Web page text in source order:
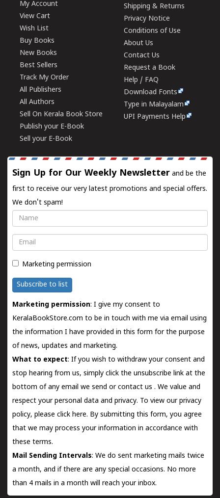
My Account
View Cart
Wish List
Buy Books
New Books
Best Sellers
Track My Order
All Publishers
All Authors
Sell On Kerala Book Store
Publish your E-Book
Sell your E-Book
Shipping & Returns
Privacy Notice
Conditions of Use
About Us
Contact Us
Request a Book
Help / FAQ
Download Fonts
Type in Malayalam
UPI Payments Help
Sign Up for Our Weekly Newsletter and be the
first to receive our very latest promotions and special offers.
We don't spam!
Name
Email
Marketing permission
Subscribe to list
Marketing permission: I give my consent to
KeralaBookStore.com to be in touch with me via email using
the information I have provided in this form for the purpose
of news, updates and marketing.
What to expect: If you wish to withdraw your consent and
stop hearing from us, simply click the unsubscribe link at the
bottom of any email we send orcontact us . We value and
respect your personal data and privacy. To view our privacy
policy, please click here. By submitting this form, you agree
that we may process your information in accordance with
these terms.
Mail Sending Intervals: We do sent marketing mails twice
a month, and if there are any special occasions. No more
than 4 mails in a month will reach your inbox.